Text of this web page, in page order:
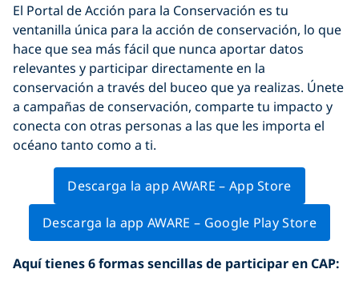
El Portal de Acción para la Conservación es tu
ventanilla única para la acción de conservación, lo que
hace que sea más fácil que nunca aportar datos
relevantes y participar directamente en la
conservación a través del buceo que ya realizas. Únete
a campañas de conservación, comparte tu impacto y
conecta con otras personas a las que les importa el
océano tanto como a ti.
Descarga la app AWARE – App Store
Descarga la app AWARE – Google Play Store
Aquí tienes 6 formas sencillas de participar en CAP: